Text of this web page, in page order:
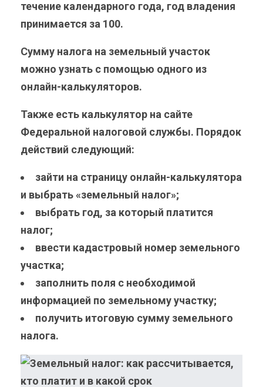
течение календарного года, год владения
принимается за‌ 100.‌
Сумму налога на земельный участок
можно узнать с помощью одного из
онлайн-калькуляторов.
Также есть калькулятор на сайте
Федеральной налоговой службы. Порядок
действий следующий:
зайти на страницу онлайн-калькулятора
и выбрать «земельный налог»;
выбрать год, за который платится
налог;
ввести кадастровый номер земельного
участка;
заполнить поля с необходимой
информацией по земельному участку;
получить итоговую сумму земельного
налога.